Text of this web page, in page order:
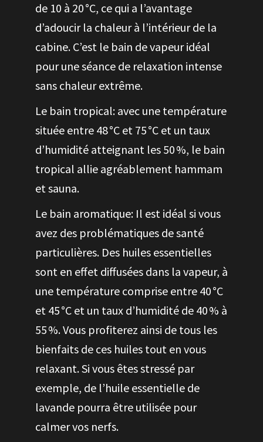
de 10 à 20 °C, ce qui a l’avantage
d’adoucir la chaleur à l’intérieur de la
cabine. C’est le bain de vapeur idéal
pour une séance de relaxation intense
sans chaleur extrême.
Le bain tropical: avec une température
située entre 48 °C et 75 °C et un taux
d’humidité atteignant les 50 %, le bain
tropical allie agréablement hammam
et sauna.
Le bain aromatique: Il est idéal si vous
avez des problématiques de santé
particulières. Des huiles essentielles
sont en effet diffusées dans la vapeur, à
une température comprise entre 40 °C
et 45 °C et un taux d’humidité de 40 % à
55 %. Vous profiterez ainsi de tous les
bienfaits de ces huiles tout en vous
relaxant. Si vous êtes stressé par
exemple, de l’huile essentielle de
lavande pourra être utilisée pour
calmer vos nerfs.